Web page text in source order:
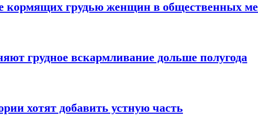
кормящих грудью женщин в общественных
грудное вскармливание дольше полугода
хотят добавить устную часть